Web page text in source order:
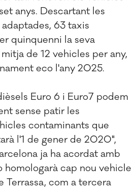
anys. Descartant les
63 taxis
quinquenni la seva
de 12 vehicles per any,
eco l'any 2025.
Euro 6 i Euro7 podem
sense patir les
contaminants que
l'1 de gener de 2020",
ja ha acordat amb
homologarà cap nou vehicle
Terrassa, com a tercera